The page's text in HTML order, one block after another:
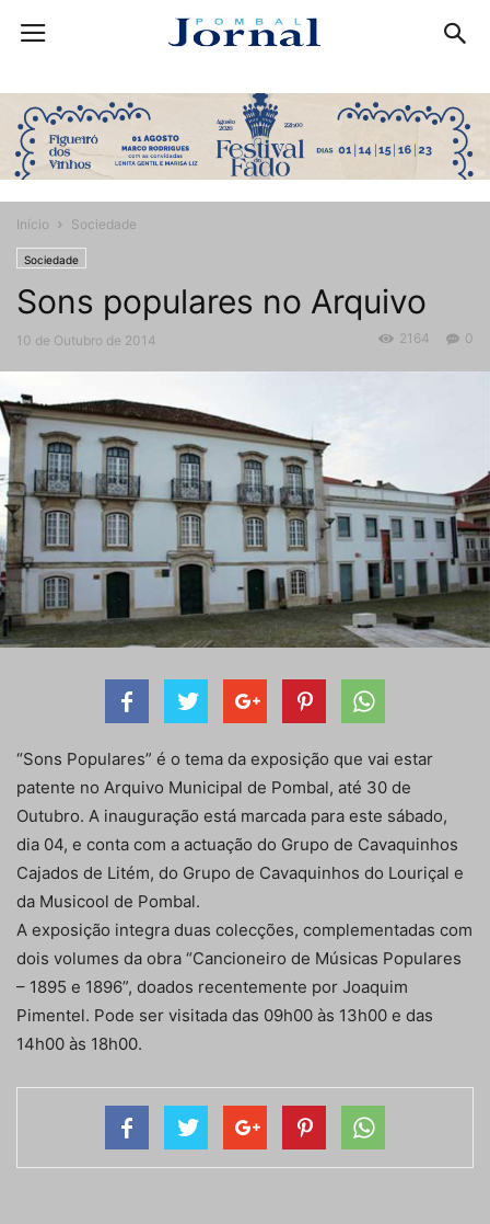
Início Sociedade
Sociedade
Sons populares no Arquivo
10 de Outubro de 2014 0
2164
“Sons Populares” é o tema da exposição que vai estar
patente no Arquivo Municipal de Pombal, até 30 de
Outubro. A inauguração está marcada para este sábado,
dia 04, e conta com a actuação do Grupo de Cavaquinhos
Cajados de Litém, do Grupo de Cavaquinhos do Louriçal e
da Musicool de Pombal.
A exposição integra duas colecções, complementadas com
dois volumes da obra “Cancioneiro de Músicas Populares
– 1895 e 1896”, doados recentemente por Joaquim
Pimentel. Pode ser visitada das 09h00 às 13h00 e das
14h00 às 18h00.